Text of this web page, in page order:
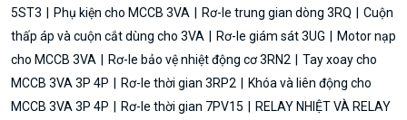
5ST3
Phụ kiện cho MCCB 3VA Rơ-le trung gian dòng 3RQ
Cuộn
thấp áp và cuộn cắt dùng cho 3VA
Rơ-le giám sát 3UG
Motor nạp
cho MCCB 3VA
Rơ-le bảo vệ nhiệt động cơ 3RN2
Tay xoay cho
MCCB 3VA 3P 4P
Rơ-le thời gian 3RP2
Khóa và liên động cho
MCCB 3VA 3P 4P
Rơ-le thời gian 7PV15
RELAY NHIỆT VÀ RELAY